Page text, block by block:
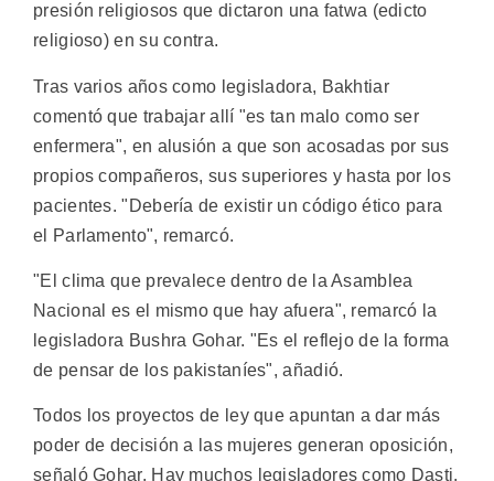
presión religiosos que dictaron una fatwa (edicto
religioso) en su contra.
Tras varios años como legisladora, Bakhtiar
comentó que trabajar allí "es tan malo como ser
enfermera", en alusión a que son acosadas por sus
propios compañeros, sus superiores y hasta por los
pacientes. "Debería de existir un código ético para
el Parlamento", remarcó.
"El clima que prevalece dentro de la Asamblea
Nacional es el mismo que hay afuera", remarcó la
legisladora Bushra Gohar. "Es el reflejo de la forma
de pensar de los pakistaníes", añadió.
Todos los proyectos de ley que apuntan a dar más
poder de decisión a las mujeres generan oposición,
señaló Gohar. Hay muchos legisladores como Dasti.